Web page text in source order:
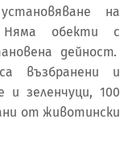
на
Няма обекти с
дейност.
възбранени и
и зеленчуци, 100
от животински